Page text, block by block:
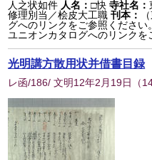
人之状如件 人名：□快 寺社名：
修理別当／桧皮大工職 刊本：
グへのリンクをご参照ください
ユニオンカタログへのリンクを
光明講方散用状并借書目録
レ函/186/ 文明12年2月19日 （